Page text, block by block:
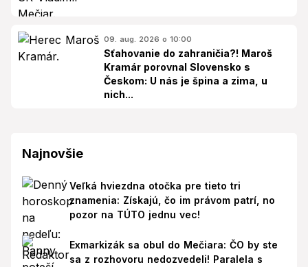
09. aug. 2026 o 10:00
Sťahovanie do zahraničia?! Maroš
Kramár porovnal Slovensko s
Českom: U nás je špina a zima, u
nich...
Najnovšie
Veľká hviezdna otočka pre tieto tri
znamenia: Získajú, čo im právom patrí, no
pozor na TÚTO jednu vec!
Exmarkizák sa obul do Mečiara: ČO by ste
sa z rozhovoru nedozvedeli! Paralela s